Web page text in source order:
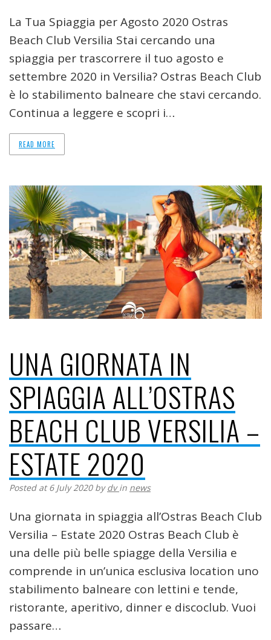
La Tua Spiaggia per Agosto 2020 Ostras
Beach Club Versilia Stai cercando una
spiaggia per trascorrere il tuo agosto e
settembre 2020 in Versilia? Ostras Beach Club
è lo stabilimento balneare che stavi cercando.
Continua a leggere e scopri i…
READ MORE
UNA GIORNATA IN
SPIAGGIA ALL’OSTRAS
BEACH CLUB VERSILIA –
ESTATE 2020
Posted at 6 July 2020 bydvin news
Una giornata in spiaggia all’Ostras Beach Club
Versilia – Estate 2020 Ostras Beach Club è
una delle più belle spiagge della Versilia e
comprende in un’unica esclusiva location uno
stabilimento balneare con lettini e tende,
ristorante, aperitivo, dinner e discoclub. Vuoi
passare…